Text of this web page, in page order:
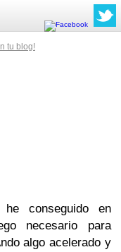
tu blog!
he conseguido en
necesario para
algo acelerado y